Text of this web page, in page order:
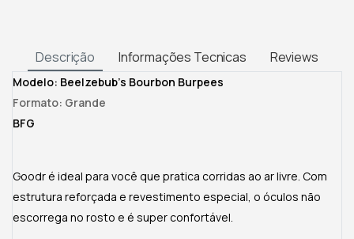
Descrição Informações Tecnicas Reviews
Modelo: Beelzebub's Bourbon Burpees
Formato: Grande
BFG
Goodr é ideal para você que pratica corridas ao ar livre. Com
estrutura reforçada e revestimento especial, o óculos não
escorrega no rosto e é super confortável.